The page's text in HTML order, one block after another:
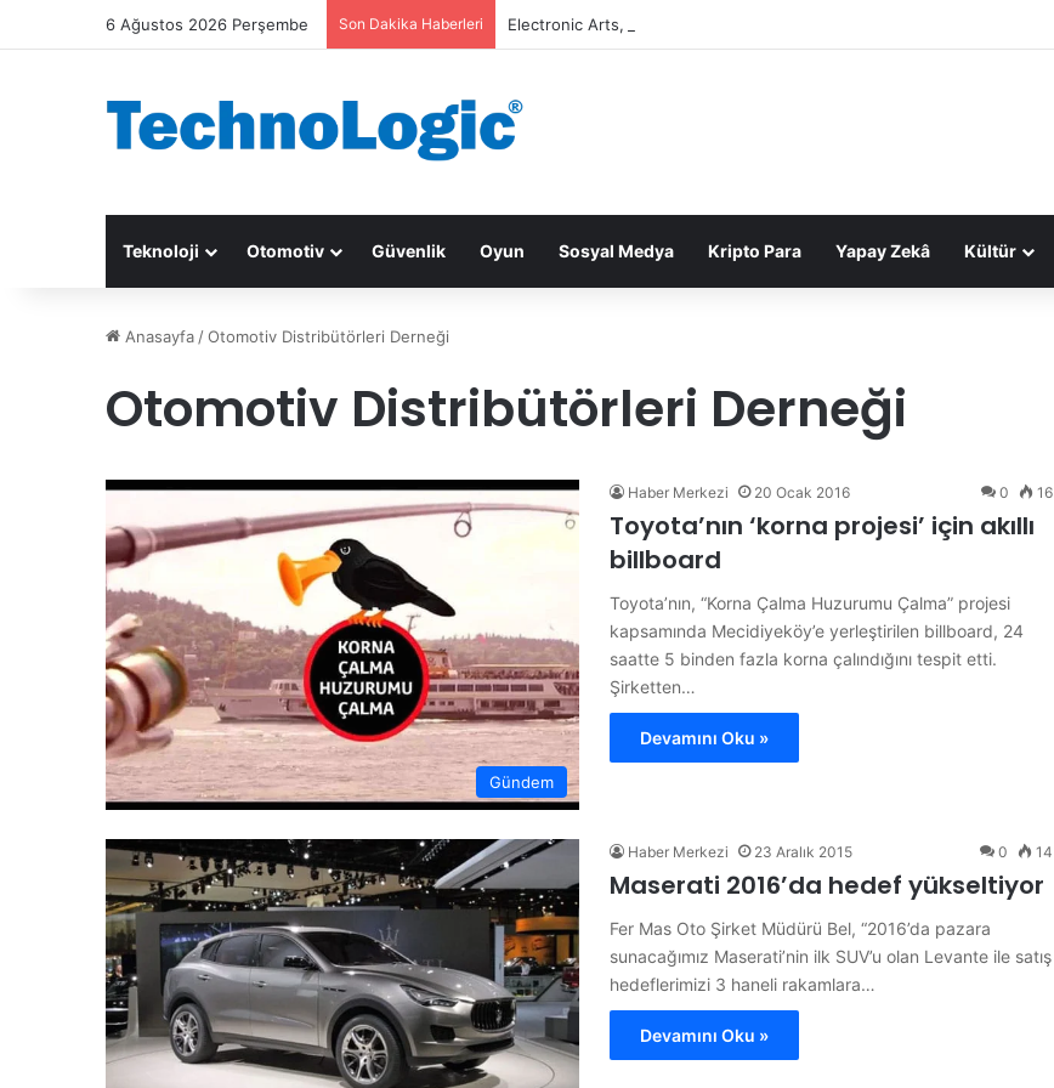
6 Ağustos 2026 Perşembe Son Dakika Haberleri Electronic Arts, 55 milyar dolarlık anlaşmayla Suudi Arabistan’ın oldu
Teknoloji Otomotiv Güvenlik Oyun Sosyal Medya Kripto Para Yapay Zekâ Kültür
Anasayfa /Otomotiv Distribütörleri Derneği
Otomotiv Distribütörleri Derneği
Gündem
Haber Merkezi 20 Ocak 2016 0 16
Toyota’nın ‘korna projesi’ için akıllı
billboard
Toyota’nın, “Korna Çalma Huzurumu Çalma” projesi
kapsamında Mecidiyeköy’e yerleştirilen billboard, 24
saatte 5 binden fazla korna çalındığını tespit etti.
Şirketten…
Devamını Oku »
Haber Merkezi 23 Aralık 2015 0 14
Maserati 2016’da hedef yükseltiyor
Fer Mas Oto Şirket Müdürü Bel, “2016’da pazara
sunacağımız Maserati’nin ilk SUV’u olan Levante ile satış
hedeflerimizi 3 haneli rakamlara…
Devamını Oku »